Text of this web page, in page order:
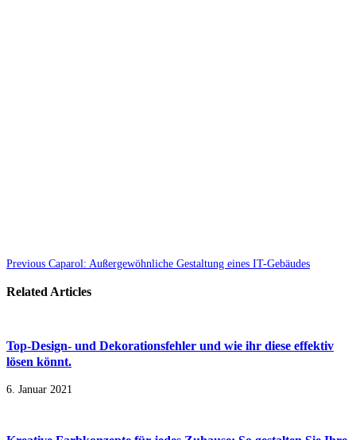
Previous Caparol: Außergewöhnliche Gestaltung eines IT-Gebäudes
Related Articles
Top-Design- und Dekorationsfehler und wie ihr diese effektiv
lösen könnt.
6. Januar 2021